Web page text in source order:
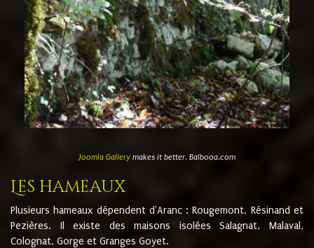
Joomla Gallerymakes it better. Balbooa.com
Les hameaux
Plusieurs hameaux dépendent d'Aranc : Rougemont, Résinand et
Pezières. Il existe des maisons isolées Salagnat, Malaval,
Colognat, Gorge et Granges Goyet.